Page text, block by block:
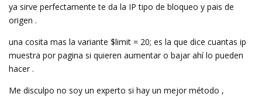
ya sirve perfectamente te da la IP tipo de bloqueo y pais de
origen .
una cosita mas la variante $limit = 20; es la que dice cuantas ip
muestra por pagina si quieren aumentar o bajar ahí lo pueden
hacer .
Me disculpo no soy un experto si hay un mejor método ,